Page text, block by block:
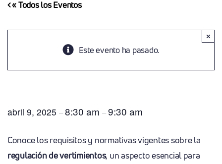
« Todos los Eventos
Este evento ha pasado.
×
abril 9, 2025 –8:30 am –9:30 am
Conoce los requisitos y normativas vigentes sobre la
regulación de vertimientos, un aspecto esencial para